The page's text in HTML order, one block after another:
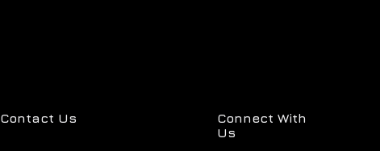
Contact Us
Connect With
Us